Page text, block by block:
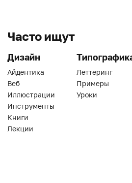
Часто ищут
Дизайн
Айдентика
Веб
Иллюстрации
Инструменты
Книги
Лекции
Леттеринг
Примеры
Уроки